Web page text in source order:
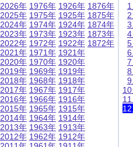
2026年
2025年
2024年
2023年
2022年
2021年
2020年
2019年
2018年
2017年
2016年
2015年
2014年
2013年
2012年
1976年
1975年
1974年
1973年
1972年
1971年
1970年
1969年
1968年
1967年
1966年
1965年
1964年
1963年
1962年
1926年
1925年
1924年
1923年
1922年
1921年
1920年
1919年
1918年
1917年
1916年
1915年
1914年
1913年
1912年
1876年
1875年
1874年
1873年
1872年